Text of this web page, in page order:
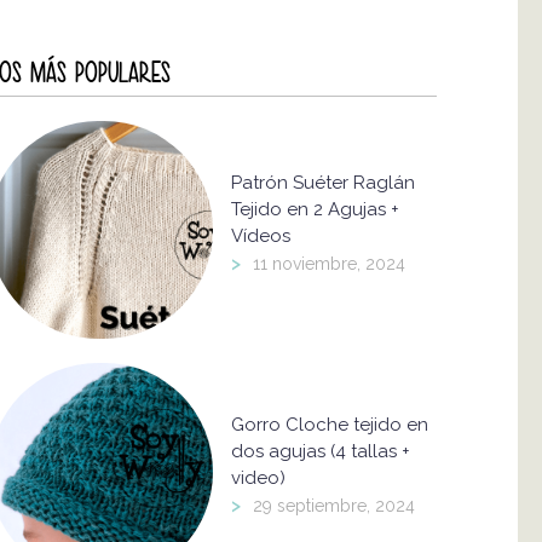
MÁS POPULARES
Patrón Suéter Raglán
Tejido en 2 Agujas +
Vídeos
> 11 noviembre, 2024
Gorro Cloche tejido en
dos agujas (4 tallas +
video)
> 29 septiembre, 2024